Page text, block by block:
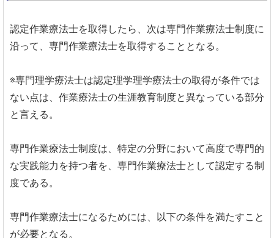
認定作業療法士を取得したら、次は専門作業療法士制度に
沿って、専門作業療法士を取得することとなる。
※専門理学療法士は認定理学理学療法士の取得が条件では
ない点は、作業療法士の生涯教育制度と異なっている部分
と言える。
専門作業療法士制度は、特定の分野において高度で専門的
な実践能力を持つ者を、専門作業療法士として認定する制
度である。
専門作業療法士になるためには、以下の条件を満たすこと
が必要となる。